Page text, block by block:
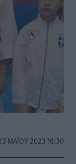
ΜΑΪ́ΟΥ 2023 16:30